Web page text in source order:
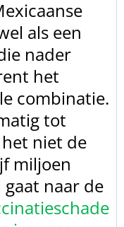
als een
nader
het
combinatie.
tot
niet de
miljoen
gaat naar de